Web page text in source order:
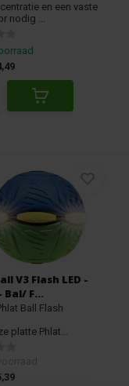
en een vaste
nodig ...
V3 Flash LED -
Bal/ F...
Ball Flash
platte Phlat...